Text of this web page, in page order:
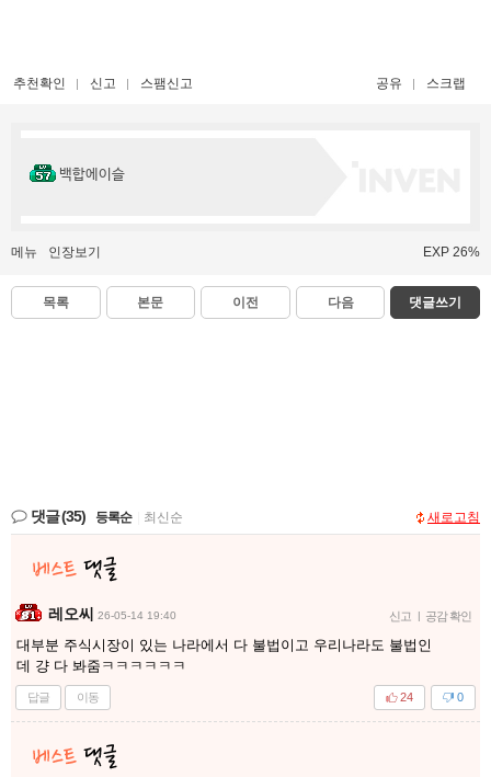
추천확인 신고 스팸신고 공유 스크랩
백합에이슬
메뉴 인장보기 EXP 26%
목록 본문 이전 다음 댓글쓰기
댓글(35) 등록순 최신순 새로고침
레오씨 26-05-14 19:40 신고 | 공감 확인
대부분 주식시장이 있는 나라에서 다 불법이고 우리나라도 불법인
데 걍 다 봐줌ㅋㅋㅋㅋㅋㅋ
답글 이동 0
24